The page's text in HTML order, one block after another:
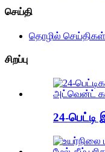
செய்தி
தொழில் செய்திகள்
சிறப்பு
24-பெட்டி